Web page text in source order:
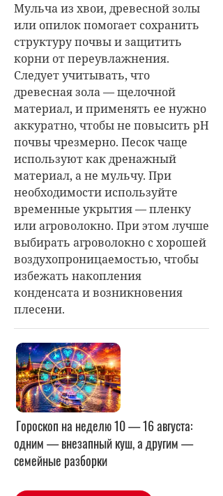
Мульча из хвои, древесной золы
или опилок помогает сохранить
структуру почвы и защитить
корни от переувлажнения.
Следует учитывать, что
древесная зола — щелочной
материал, и применять ее нужно
аккуратно, чтобы не повысить pH
почвы чрезмерно. Песок чаще
используют как дренажный
материал, а не мульчу. При
необходимости используйте
временные укрытия — пленку
или агроволокно. При этом лучше
выбирать агроволокно с хорошей
воздухопроницаемостью, чтобы
избежать накопления
конденсата и возникновения
плесени.